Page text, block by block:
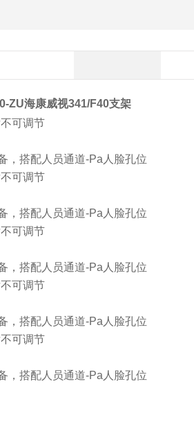
ZU海康威视341/F40支架
可调节
，搭配人员通道-Pa人脸孔位
可调节
，搭配人员通道-Pa人脸孔位
可调节
，搭配人员通道-Pa人脸孔位
可调节
，搭配人员通道-Pa人脸孔位
可调节
，搭配人员通道-Pa人脸孔位